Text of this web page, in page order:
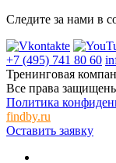
Следите за нами в
+7 (495) 741 80 60
Тренинговая
Все права
Политика
findby.ru
Оставить заявку